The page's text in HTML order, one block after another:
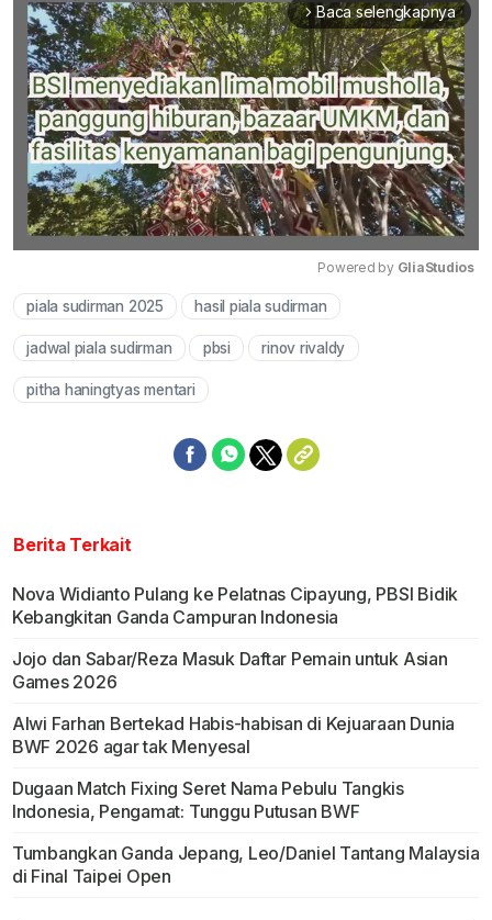
arrow_forward_ios Baca selengkapnya
Powered by GliaStudios
piala sudirman 2025 hasil piala sudirman
jadwal piala sudirman pbsi rinov rivaldy
pitha haningtyas mentari
Berita Terkait
Nova Widianto Pulang ke Pelatnas Cipayung, PBSI Bidik
Kebangkitan Ganda Campuran Indonesia
Jojo dan Sabar/Reza Masuk Daftar Pemain untuk Asian
Games 2026
Alwi Farhan Bertekad Habis-habisan di Kejuaraan Dunia
BWF 2026 agar tak Menyesal
Dugaan Match Fixing Seret Nama Pebulu Tangkis
Indonesia, Pengamat: Tunggu Putusan BWF
Tumbangkan Ganda Jepang, Leo/Daniel Tantang Malaysia
di Final Taipei Open